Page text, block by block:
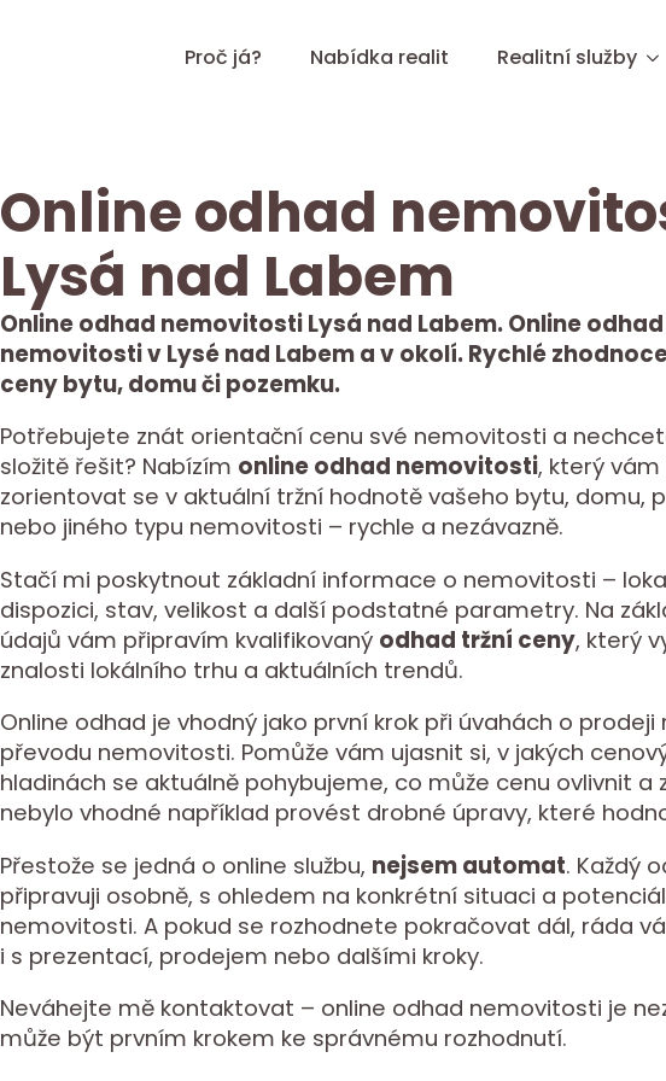
Proč já? Nabídka realit Realitní služby
Online odhad
Lysá nad Labem
Online odhad nemovitosti Lysá nad Labem. Online odhad
nemovitosti v Lysé nad Labem a v okolí. Rychlé
ceny bytu, domu či pozemku.
Potřebujete znát orientační cenu své nemovitosti a
složitě řešit? Nabízím online odhad nemovitosti, který
zorientovat se v aktuální tržní hodnotě vašeho bytu, domu,
nebo jiného typu nemovitosti – rychle a nezávazně.
Stačí mi poskytnout základní informace o nemovitosti –
dispozici, stav, velikost a další podstatné parametry. Na
údajů vám připravím kvalifikovaný odhad tržní ceny, který
znalosti lokálního trhu a aktuálních trendů.
Online odhad je vhodný jako první krok při úvahách o prodeji
převodu nemovitosti. Pomůže vám ujasnit si, v jakých
hladinách se aktuálně pohybujeme, co může cenu ovlivnit a
nebylo vhodné například provést drobné úpravy, které
Přestože se jedná o online službu, nejsem automat. Každý
připravuji osobně, s ohledem na konkrétní situaci a
nemovitosti. A pokud se rozhodnete pokračovat dál, ráda
i s prezentací, prodejem nebo dalšími kroky.
Neváhejte mě kontaktovat – online odhad nemovitosti je
může být prvním krokem ke správnému rozhodnutí.